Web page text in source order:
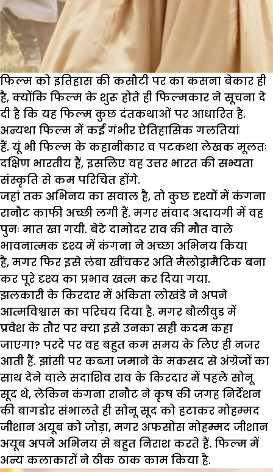
फिल्म को इतिहास की कसौटी पर का कसना बेकार ही
है, क्योंकि फिल्म के शुरू होते ही फिल्मकार ने सूचना दे
दी है कि यह फिल्म कुछ दंतकथाओं पर आधारित है.
अन्यथा फिल्म में कई गंभीर ऐतिहासिक गलतियां
हैं. यूं भी फिल्म के कहानीकार व पटकथा लेखक मूलतः
दक्षिण भारतीय हैं, इसलिए वह उत्तर भारत की सभ्यता
संस्कृति से कम परिचित होंगे.
जहां तक अभिनय का सवाल है, तो कुछ दृश्यों में कंगना
रानौट काफी अच्छी लगी हैं. मगर संवाद अदायगी में वह
पुनः मात खा गयी. बेटे दामोदर राव की मौत वाले
भावनात्मक दृश्य में कंगना ने अच्छा अभिनय किया
है, मगर फिर इसे लंबा खींचकर अति मैलोड्रामैटिक बना
कर पूरे दृश्य का प्रभाव खत्म कर दिया गया.
झलकारी के किरदार में अंकिता लोखंडे ने अपने
आत्मविश्वास का परिचय दिया है. मगर बौलीवुड में
प्रवेश के तौर पर क्या इसे उनका सही कदम कहा
जाएगा? परदे पर वह बहुत कम समय के लिए ही नजर
आती हैं. झांसी पर कब्जा जमाने के मकसद से अंग्रेजों का
साथ देने वाले सदाशिव राव के किरदार में पहले सोनू
सूद थे, लेकिन कंगना रानौट ने कृष की जगह निर्देशन
की बागडोर संभालते ही सोनू सूद को हटाकर मोहम्मद
जीशान अयूब को जोड़ा, मगर अफसोस मोहम्मद जीशान
अयूब अपने अभिनय से बहुत निराश करते हैं. फिल्म में
अन्य कलाकारों ने ठीक ठाक काम किया है.